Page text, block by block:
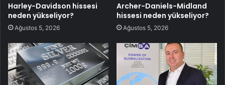
Harley-Davidson hissesi
neden yükseliyor?
Ağustos 5, 2026
Archer-Daniels-Midland
hissesi neden yükseliyor?
Ağustos 5, 2026